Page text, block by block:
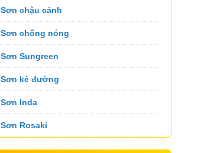
Sơn Suko
Sơn Suntik Sơn Toking
Sơn Topnex
Sơn chậu cảnh
Sơn chống nóng
Sơn Sungreen
Sơn kẻ đường
Sơn Inda
Sơn Rosaki
Sơn Daika